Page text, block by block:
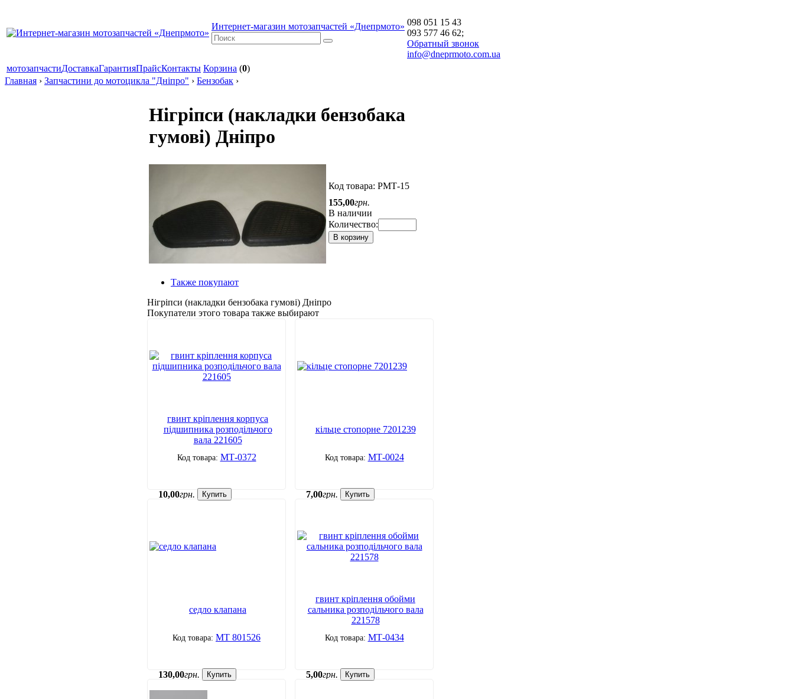
Интернет-магазин мотозапчастей «Днепрмото» 098 051 15 43
093 577 46 62;
Обратный звонок
info@dneprmoto.com.ua
мотозапчастиДоставкаГарантияПрайсКонтакты Корзина (0)
Главная › Запчастини до мотоцикла "Дніпро" › Бензобак ›
Нігріпси (накладки бензобака
гумові) Дніпро
Код товара: РМТ-15
155,00грн.
В наличии
Количество:
В корзину
Также покупают
Нігріпси (накладки бензобака гумові) Дніпро
Покупатели этого товара также выбирают
гвинт кріплення корпуса
підшипника розподільчого
вала 221605
МТ-0372
10,00грн. Купить
кільце стопорне 7201239
МТ-0024
7,00грн. Купить
седло клапана
МТ 801526
130,00грн. Купить
гвинт кріплення обойми
сальника розподільчого вала
221578
МТ-0434
5,00грн. Купить